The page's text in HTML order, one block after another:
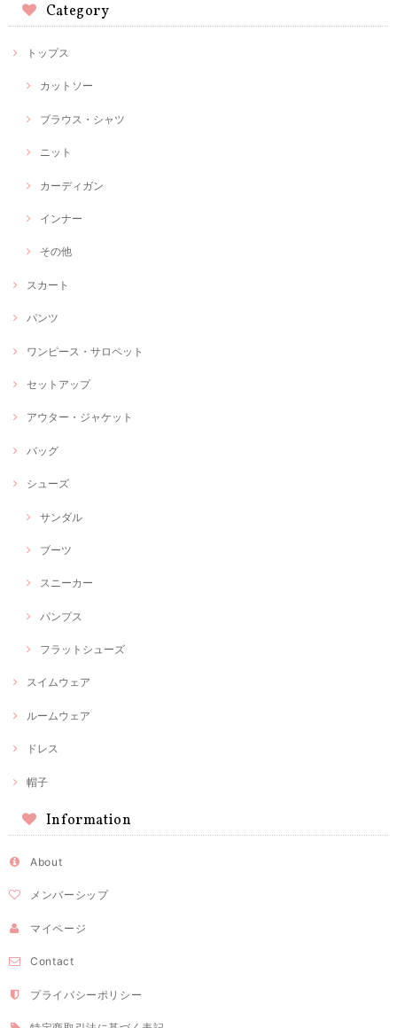
Category
トップス
カットソー
ブラウス・シャツ
ニット
カーディガン
インナー
その他
スカート
パンツ
ワンピース・サロペット
セットアップ
アウター・ジャケット
バッグ
シューズ
サンダル
ブーツ
スニーカー
パンプス
フラットシューズ
スイムウェア
ルームウェア
ドレス
帽子
Information
About
メンバーシップ
マイページ
Contact
プライバシーポリシー